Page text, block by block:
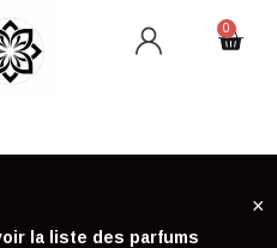
0
Cart
la liste des parfums
×